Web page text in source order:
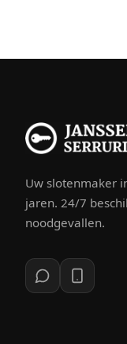
Uw slotenmaker
jaren. 24/7
noodgevallen.